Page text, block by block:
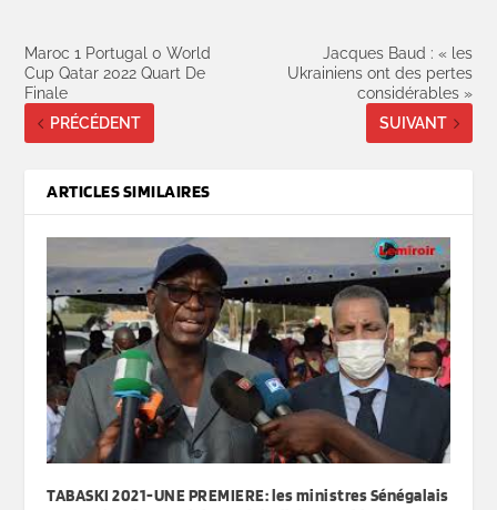
Maroc 1 Portugal 0 World
Cup Qatar 2022 Quart De
Finale
PRÉCÉDENT
Jacques Baud : « les
Ukrainiens ont des pertes
considérables »
SUIVANT
ARTICLES SIMILAIRES
TABASKI 2021-UNE PREMIERE: les ministres Sénégalais